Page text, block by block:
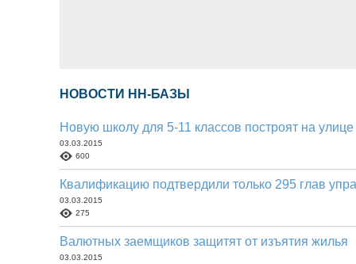
НОВОСТИ НН-БАЗЫ
Новую школу для 5-11 классов построят на
03.03.2015
600
Квалификацию подтвердили только 295 глав
03.03.2015
275
Валютных заемщиков защитят от изъятия жилья
03.03.2015